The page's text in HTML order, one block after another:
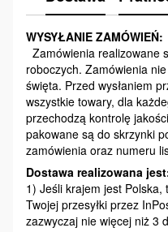
WYSYŁANIE ZAMÓWIEŃ:
Zamówienia realizowane
roboczych. Zamówienia
święta. Przed wysłaniem
wszystkie towary, dla
przechodzą kontrolę
pakowane są do skrzynki
zamówienia oraz numeru
Dostawa realizowana
1) Jeśli krajem jest
Twojej przesyłki przez
zazwyczaj nie więcej niż 3